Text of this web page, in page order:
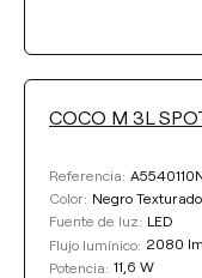
COCO M 3L
Referencia:
Color: Negro Texturado
Fuente de luz: LED
Flujo lumínico: 2080 lm
Potencia: 11,6 W